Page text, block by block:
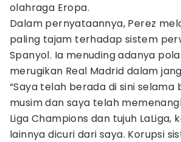
olahraga Eropa.
Dalam pernyataannya, Perez
paling tajam terhadap sistem
Spanyol. Ia menuding adanya
merugikan Real Madrid dalam
“Saya telah berada di sini selama
musim dan saya telah
Liga Champions dan tujuh LaLiga,
lainnya dicuri dari saya. Korupsi